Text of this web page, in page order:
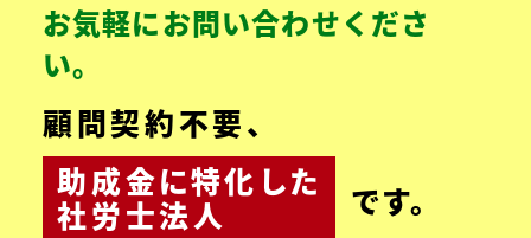
お気軽にお問い合わせくださ
い。
顧問契約不要、
助成金に特化 した
社労士法人
です。